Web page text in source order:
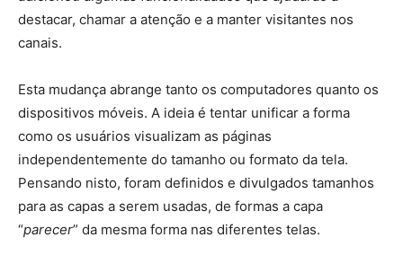
destacar, chamar a atenção e a manter visitantes nos
canais.
Esta mudança abrange tanto os computadores quanto os
dispositivos móveis. A ideia é tentar unificar a forma
como os usuários visualizam as páginas
independentemente do tamanho ou formato da tela.
Pensando nisto, foram definidos e divulgados tamanhos
para as capas a serem usadas, de formas a capa
“parecer” da mesma forma nas diferentes telas.